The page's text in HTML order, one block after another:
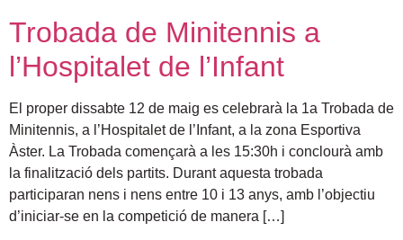
Trobada de Minitennis a
l’Hospitalet de l’Infant
El proper dissabte 12 de maig es celebrarà la 1a Trobada de
Minitennis, a l’Hospitalet de l’Infant, a la zona Esportiva
Àster. La Trobada començarà a les 15:30h i conclourà amb
la finalització dels partits. Durant aquesta trobada
participaran nens i nens entre 10 i 13 anys, amb l’objectiu
d’iniciar-se en la competició de manera […]